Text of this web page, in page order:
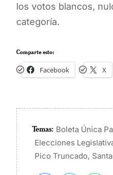
los votos blancos,
categoría.
Comparte esto:
Facebook X
Temas: Boleta Única
Elecciones
Pico Truncado,